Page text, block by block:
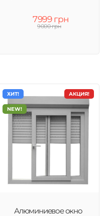
7999 грн
9000 грн
АКЦИЯ!
ХИТ!
NEW!
Алюминиевое окно